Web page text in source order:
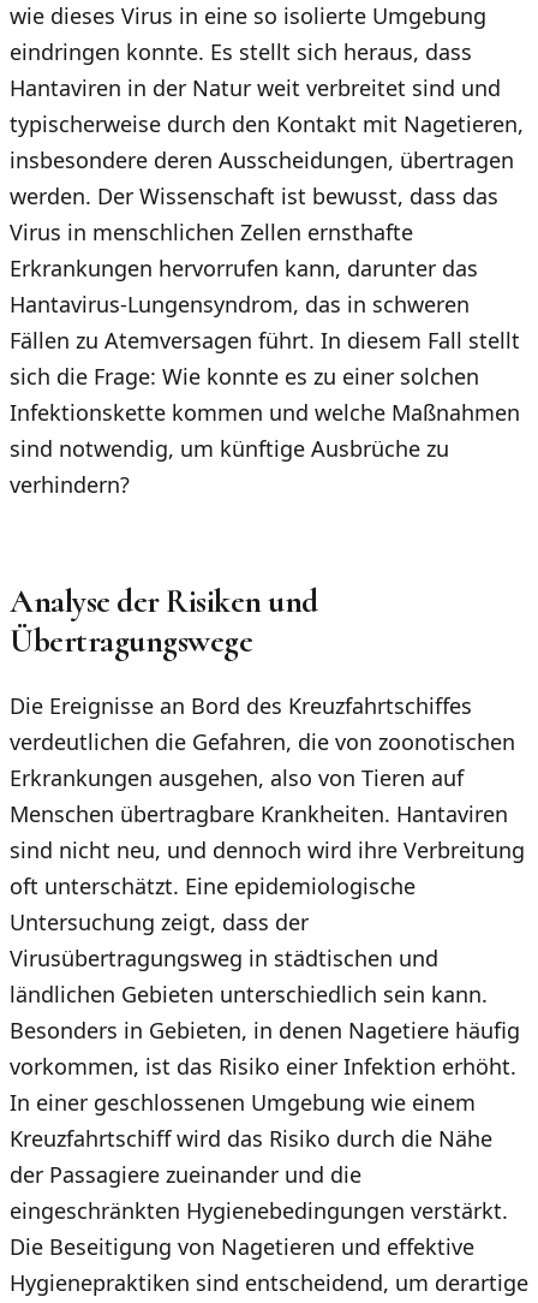
wie dieses Virus in eine so isolierte Umgebung
eindringen konnte. Es stellt sich heraus, dass
Hantaviren in der Natur weit verbreitet sind und
typischerweise durch den Kontakt mit Nagetieren,
insbesondere deren Ausscheidungen, übertragen
werden. Der Wissenschaft ist bewusst, dass das
Virus in menschlichen Zellen ernsthafte
Erkrankungen hervorrufen kann, darunter das
Hantavirus-Lungensyndrom, das in schweren
Fällen zu Atemversagen führt. In diesem Fall stellt
sich die Frage: Wie konnte es zu einer solchen
Infektionskette kommen und welche Maßnahmen
sind notwendig, um künftige Ausbrüche zu
verhindern?
Analyse der Risiken und
Übertragungswege
Die Ereignisse an Bord des Kreuzfahrtschiffes
verdeutlichen die Gefahren, die von zoonotischen
Erkrankungen ausgehen, also von Tieren auf
Menschen übertragbare Krankheiten. Hantaviren
sind nicht neu, und dennoch wird ihre Verbreitung
oft unterschätzt. Eine epidemiologische
Untersuchung zeigt, dass der
Virusübertragungsweg in städtischen und
ländlichen Gebieten unterschiedlich sein kann.
Besonders in Gebieten, in denen Nagetiere häufig
vorkommen, ist das Risiko einer Infektion erhöht.
In einer geschlossenen Umgebung wie einem
Kreuzfahrtschiff wird das Risiko durch die Nähe
der Passagiere zueinander und die
eingeschränkten Hygienebedingungen verstärkt.
Die Beseitigung von Nagetieren und effektive
Hygienepraktiken sind entscheidend, um derartige